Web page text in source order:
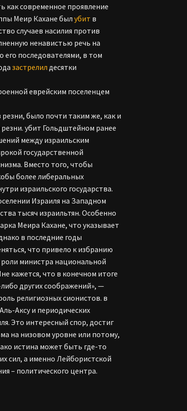
как современное проявление
Меир Кахане былубит в
случаев насилия против
ненавистью речь на
его последователями, в том
застрелил десятки
было почти таким же, как и
убит Гольдштейном ранее
между израильским
государственной
Вместо того, чтобы
более либеральных
израильского государства.
Израиля на Западном
тысяч израильтян. Особенно
Меира Кахане, что указывает
в последние годы
что привело к избранию
роли министра национальной
кажется, что в конечном итоге
других соображений», —
религиозных сионистов. в
Аксу и периодических
Это интересный спор, достиг
на низовом уровне или потому,
истина может быть где-то
сил, а именно Лейбористской
– политического центра.